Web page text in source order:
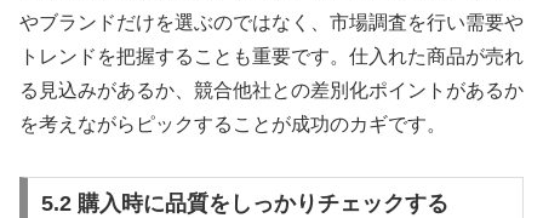
やブランドだけを選ぶのではなく、市場調査を行い需要や
トレンドを把握することも重要です。仕入れた商品が売れ
る見込みがあるか、競合他社との差別化ポイントがあるか
を考えながらピックすることが成功のカギです。
5.2 購入時に品質をしっかりチェックする